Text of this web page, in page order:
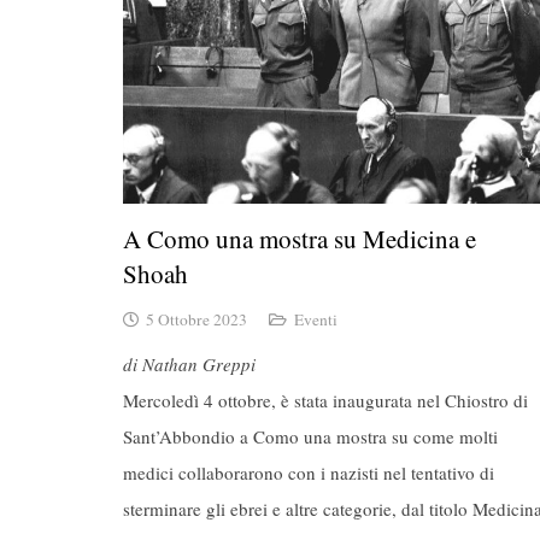
A Como una mostra su Medicina e
Shoah
5 Ottobre 2023 Eventi
di Nathan Greppi
Mercoledì 4 ottobre, è stata inaugurata nel Chiostro di
Sant’Abbondio a Como una mostra su come molti
medici collaborarono con i nazisti nel tentativo di
sterminare gli ebrei e altre categorie, dal titolo